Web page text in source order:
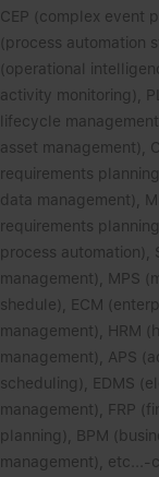
CEP (complex event
(process automation
(operational
activity monitoring),
lifecycle
asset management),
requirements
data management),
requirements
process automation),
management), MPS
shedule), ECM
management), HRM
management), APS
scheduling), EDMS
management), FRP
planning), BPM
management), etc...-